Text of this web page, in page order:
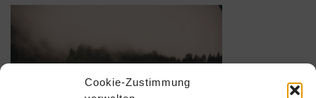
Cookie-Zustimmung